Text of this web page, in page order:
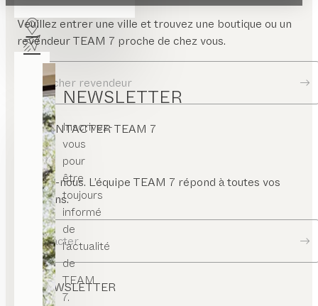
NEWSLETTER
Inscrivez-
vous
pour
être
toujours
informé
de
l’actualité
de
TEAM
7.
Veuillez entrer une ville et trouvez une boutique ou un
revendeur TEAM 7 proche de chez vous.
Chercher revendeur
CONTACTER TEAM 7
Écrivez-nous. L’équipe TEAM 7 répond à toutes vos
questions.
Contacter
NEWSLETTER